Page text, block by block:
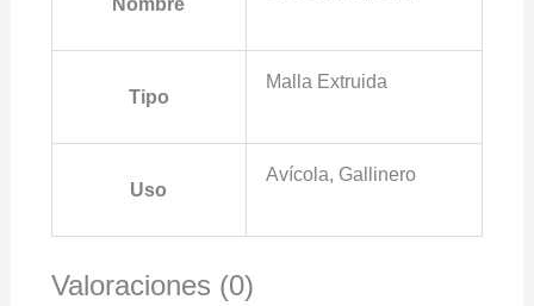
Nombre
Tipo
Malla Extruida
Uso
Avícola, Gallinero
Valoraciones (0)